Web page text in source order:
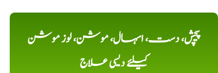
پیچش، دست، اسہال، موشن، لوز موشن
کیلئے دیسی علاج